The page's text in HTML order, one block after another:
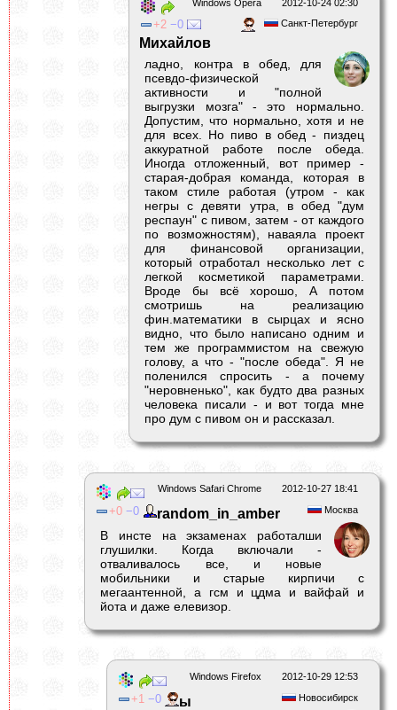
2012-10-24 02:30
Windows Opera
Санкт-Петербург
2 0
Михайлов
ладно, контра в обед, для
псевдо-физической
активности и "полной
выгрузки мозга" - это нормально.
Допустим, что нормально, хотя и не
для всех. Но пиво в обед - пиздец
аккуратной работе после обеда.
Иногда отложенный, вот пример -
старая-добрая команда, которая в
таком стиле работая (утром - как
негры с девяти утра, в обед "дум
респаун" с пивом, затем - от каждого
по возможностям), наваяла проект
для финансовой организации,
который отработал несколько лет с
легкой косметикой параметрами.
Вроде бы всё хорошо, А потом
смотришь на реализацию
фин.математики в сырцах и ясно
видно, что было написано одним и
тем же программистом на свежую
голову, а что - "после обеда". Я не
поленился спросить - а почему
"неровненько", как будто два разных
человека писали - и вот тогда мне
про дум с пивом он и рассказал.
2012-10-27 18:41
Windows Safari Chrome
Москва
0 0 random_in_amber
В инсте на экзаменах работалши
глушилки. Когда включали -
отваливалось все, и новые
мобильники и старые кирпичи с
мегаантенной, а гсм и цдма и вайфай и
йота и даже елевизор.
2012-10-29 12:53
Windows Firefox
Новосибирск
1 0 ы